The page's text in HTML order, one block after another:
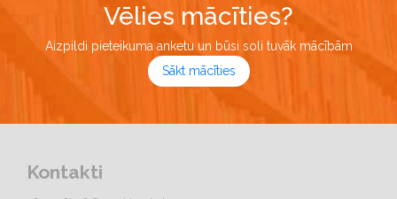
Vēlies mācīties?
Aizpildi pieteikuma anketu un būsi soli tuvāk mācībām
Sākt mācīties
Kontakti